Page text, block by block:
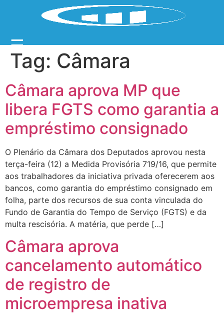
☰
Tag: Câmara
Câmara aprova MP que
libera FGTS como garantia a
empréstimo consignado
O Plenário da Câmara dos Deputados aprovou nesta
terça-feira (12) a Medida Provisória 719/16, que permite
aos trabalhadores da iniciativa privada oferecerem aos
bancos, como garantia do empréstimo consignado em
folha, parte dos recursos de sua conta vinculada do
Fundo de Garantia do Tempo de Serviço (FGTS) e da
multa rescisória. A matéria, que perde […]
Câmara aprova
cancelamento automático
de registro de
microempresa inativa